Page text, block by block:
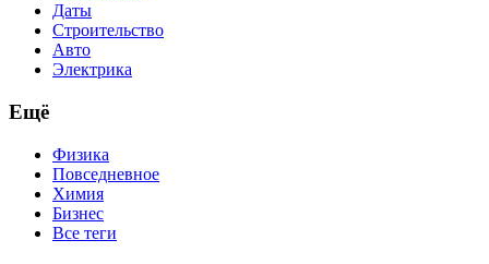
Даты
Строительство
Авто
Электрика
Ещё
Физика
Повседневное
Химия
Бизнес
Все теги